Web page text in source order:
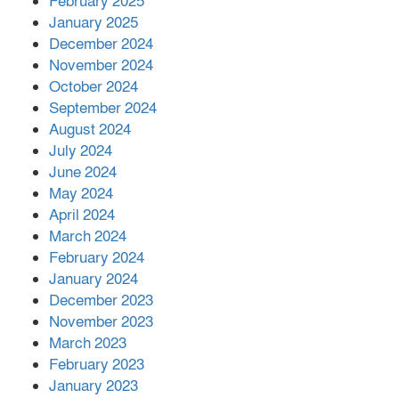
সহায়তা দিলেন সাচিং প্রু জেরী
January 2025
December 2024
November 2024
October 2024
September 2024
August 2024
July 2024
June 2024
May 2024
April 2024
March 2024
February 2024
January 2024
December 2023
November 2023
March 2023
February 2023
January 2023